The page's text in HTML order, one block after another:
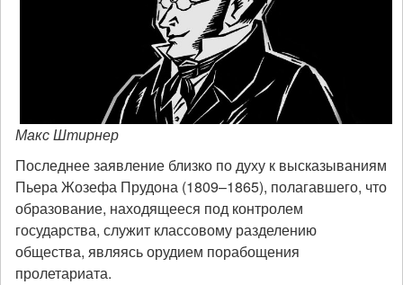
Макс Штирнер
Последнее заявление близко по духу к высказываниям
Пьера Жозефа Прудона (1809–1865), полагавшего, что
образование, находящееся под контролем
государства, служит классовому разделению
общества, являясь орудием порабощения
пролетариата.